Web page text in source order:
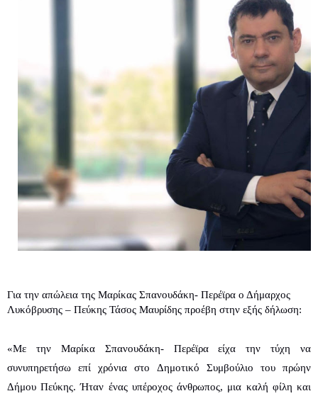
Για την απώλεια της Μαρίκας Σπανουδάκη- Περέϊρα ο Δήμαρχος
Λυκόβρυσης – Πεύκης Τάσος Μαυρίδης προέβη στην εξής δήλωση:
«Με την Μαρίκα Σπανουδάκη- Περέϊρα είχα την τύχη να
συνυπηρετήσω επί χρόνια στο Δημοτικό Συμβούλιο του πρώην
Δήμου Πεύκης. Ήταν ένας υπέροχος άνθρωπος, μια καλή φίλη και